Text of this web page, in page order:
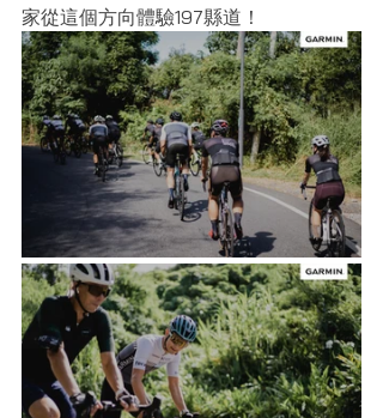
家從這個方向體驗197縣道！